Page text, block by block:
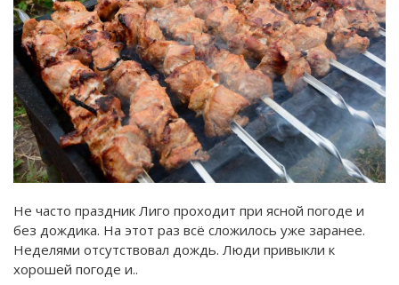
Не часто праздник Лиго проходит при ясной погоде и
без дождика. На этот раз всё сложилось уже заранее.
Неделями отсутствовал дождь. Люди привыкли к
хорошей погоде и..